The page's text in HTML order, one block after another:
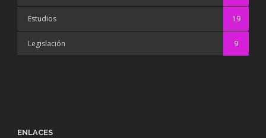
Estudios 19
Legislación 9
ENLACES